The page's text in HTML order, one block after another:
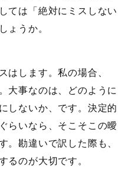
ては「絶対にミスしない
ょうか。
はします。私の場合、
大事なのは、どのように
しないか、です。決定的
らいなら、そこそこの曖
。勘違いで訳した際も、
るのが大切です。